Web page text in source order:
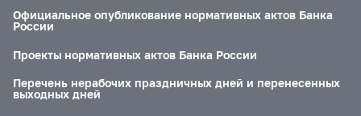
Официальное опубликование нормативных актов Банка
России
Проекты нормативных актов Банка России
Перечень нерабочих праздничных дней и перенесенных
выходных дней